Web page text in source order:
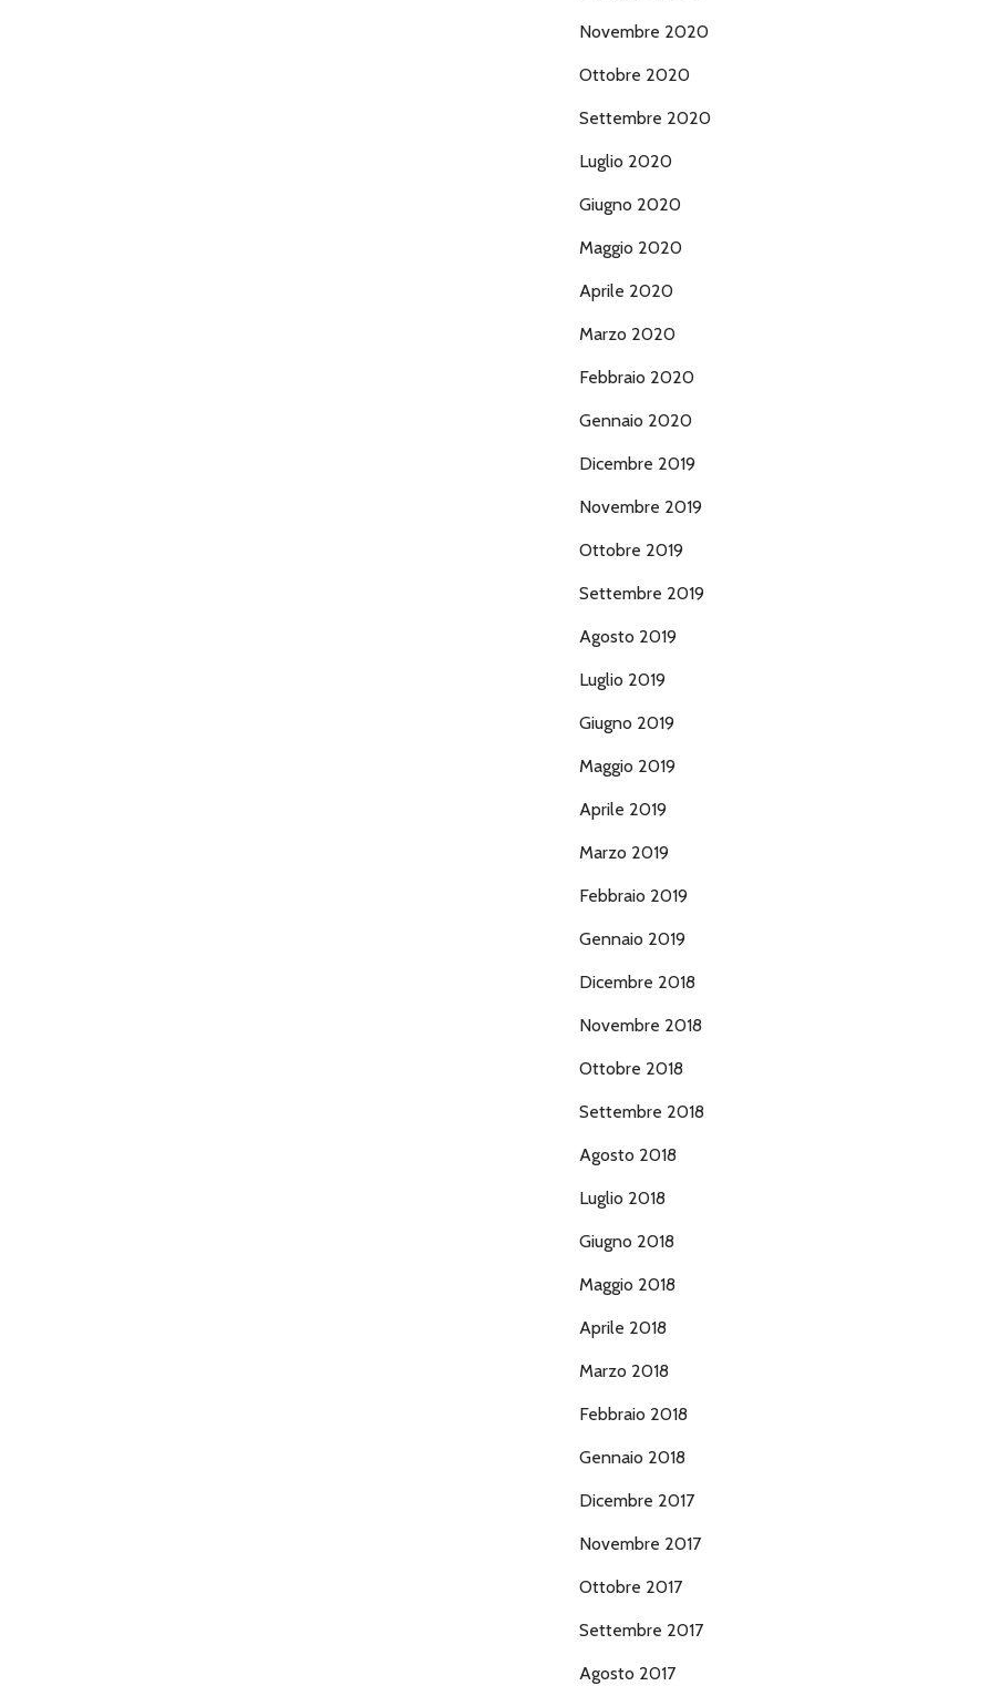
Novembre 2020
Ottobre 2020
Settembre 2020
Luglio 2020
Giugno 2020
Maggio 2020
Aprile 2020
Marzo 2020
Febbraio 2020
Gennaio 2020
Dicembre 2019
Novembre 2019
Ottobre 2019
Settembre 2019
Agosto 2019
Luglio 2019
Giugno 2019
Maggio 2019
Aprile 2019
Marzo 2019
Febbraio 2019
Gennaio 2019
Dicembre 2018
Novembre 2018
Ottobre 2018
Settembre 2018
Agosto 2018
Luglio 2018
Giugno 2018
Maggio 2018
Aprile 2018
Marzo 2018
Febbraio 2018
Gennaio 2018
Dicembre 2017
Novembre 2017
Ottobre 2017
Settembre 2017
Agosto 2017